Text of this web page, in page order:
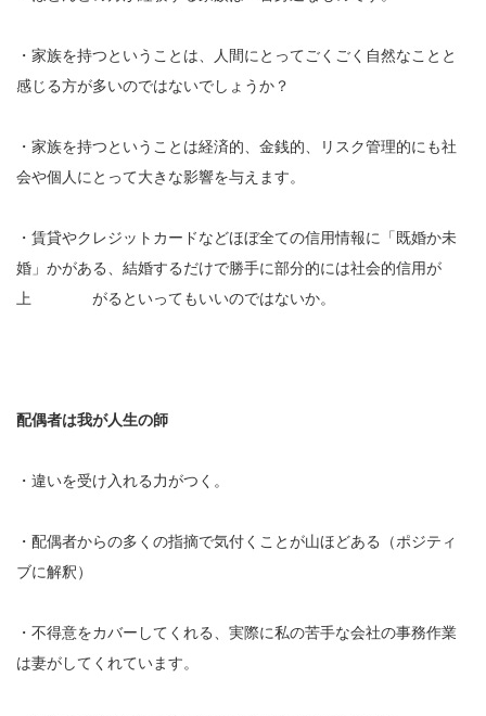
・家族を持つということは、人間にとってごくごく自然なことと
感じる方が多いのではないでしょうか？
・家族を持つということは経済的、金銭的、リスク管理的にも社
会や個人にとって大きな影響を与えます。
・賃貸やクレジットカードなどほぼ全ての信用情報に「既婚か未
婚」かがある、結婚するだけで勝手に部分的には社会的信用が
上 がるといってもいいのではないか。
配偶者は我が人生の師
・違いを受け入れる力がつく。
・配偶者からの多くの指摘で気付くことが山ほどある（ポジティ
ブに解釈）
・不得意をカバーしてくれる、実際に私の苦手な会社の事務作業
は妻がしてくれています。